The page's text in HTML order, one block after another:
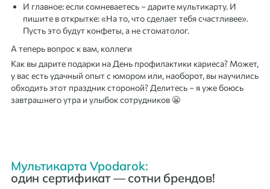
И главное: если сомневаетесь – дарите мультикарту. И
пишите в открытке: «На то, что сделает тебя счастливее».
Пусть это будут конфеты, а не стоматолог.
А теперь вопрос к вам, коллеги
Как вы дарите подарки на День профилактики кариеса? Может,
у вас есть удачный опыт с юмором или, наоборот, вы научились
обходить этот праздник стороной? Делитесь – я уже боюсь
завтрашнего утра и улыбок сотрудников 😬
Мультикарта Vpodarok:
один сертификат — сотни брендов!